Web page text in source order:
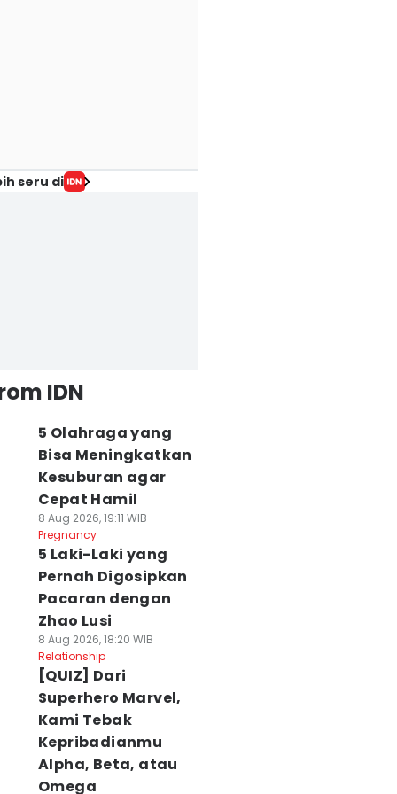
seru di
IDN
5 Olahraga yang
Bisa Meningkatkan
Kesuburan agar
Cepat Hamil
8 Aug 2026, 19:11 WIB
Pregnancy
5 Laki-Laki yang
Pernah Digosipkan
Pacaran dengan
Zhao Lusi
8 Aug 2026, 18:20 WIB
Relationship
[QUIZ] Dari
Superhero Marvel,
Kami Tebak
Kepribadianmu
Alpha, Beta, atau
Omega